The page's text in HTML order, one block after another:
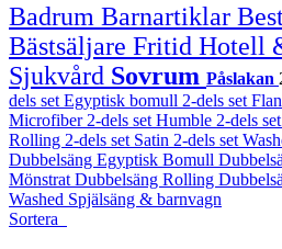
Badrum Barnartiklar
Bästsäljare Fritid Hotell
Sjukvård Sovrum Påslakan
dels set Egyptisk bomull 2-dels set
Microfiber 2-dels set Humble 2-dels
Rolling 2-dels set Satin 2-dels set
Dubbelsäng Egyptisk Bomull
Mönstrat Dubbelsäng Rolling
Washed Spjälsäng & barnvagn
Sortera